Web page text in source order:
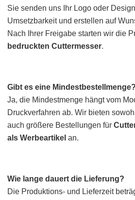
Sie senden uns Ihr Logo oder
Umsetzbarkeit und erstellen auf
Nach Ihrer Freigabe starten wir die
bedruckten Cuttermesser.
Gibt es eine Mindestbestellmenge?
Ja, die Mindestmenge hängt vom
Druckverfahren ab. Wir bieten
auch größere Bestellungen für
als Werbeartikel an.
Wie lange dauert die Lieferung?
Die Produktions- und Lieferzeit